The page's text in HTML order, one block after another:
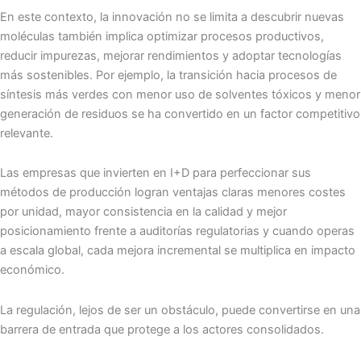
En este contexto, la innovación no se limita a descubrir nuevas
moléculas también implica optimizar procesos productivos,
reducir impurezas, mejorar rendimientos y adoptar tecnologías
más sostenibles. Por ejemplo, la transición hacia procesos de
síntesis más verdes con menor uso de solventes tóxicos y menor
generación de residuos se ha convertido en un factor competitivo
relevante.
Las empresas que invierten en I+D para perfeccionar sus
métodos de producción logran ventajas claras menores costes
por unidad, mayor consistencia en la calidad y mejor
posicionamiento frente a auditorías regulatorias y cuando operas
a escala global, cada mejora incremental se multiplica en impacto
económico.
La regulación, lejos de ser un obstáculo, puede convertirse en una
barrera de entrada que protege a los actores consolidados.